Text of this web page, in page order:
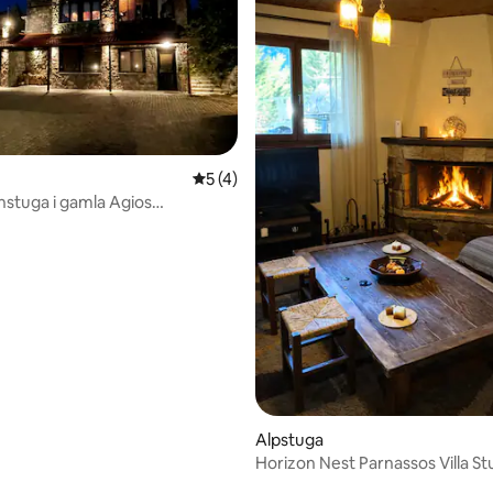
betyg, 11 omdömen
5 av 5 i genomsnittligt betyg, 4
5 (4)
i gamla Agios
Alpstuga
Horizon Nest Parnassos Villa